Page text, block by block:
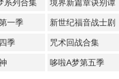
系列合集
境界新篇章诀别谭
篇
一季
新世纪福音战士剧
场版：Q
季 咒术回战合集
哆啦A梦第五季